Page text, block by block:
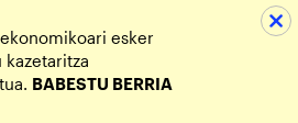
esker
BABESTU BERRIA